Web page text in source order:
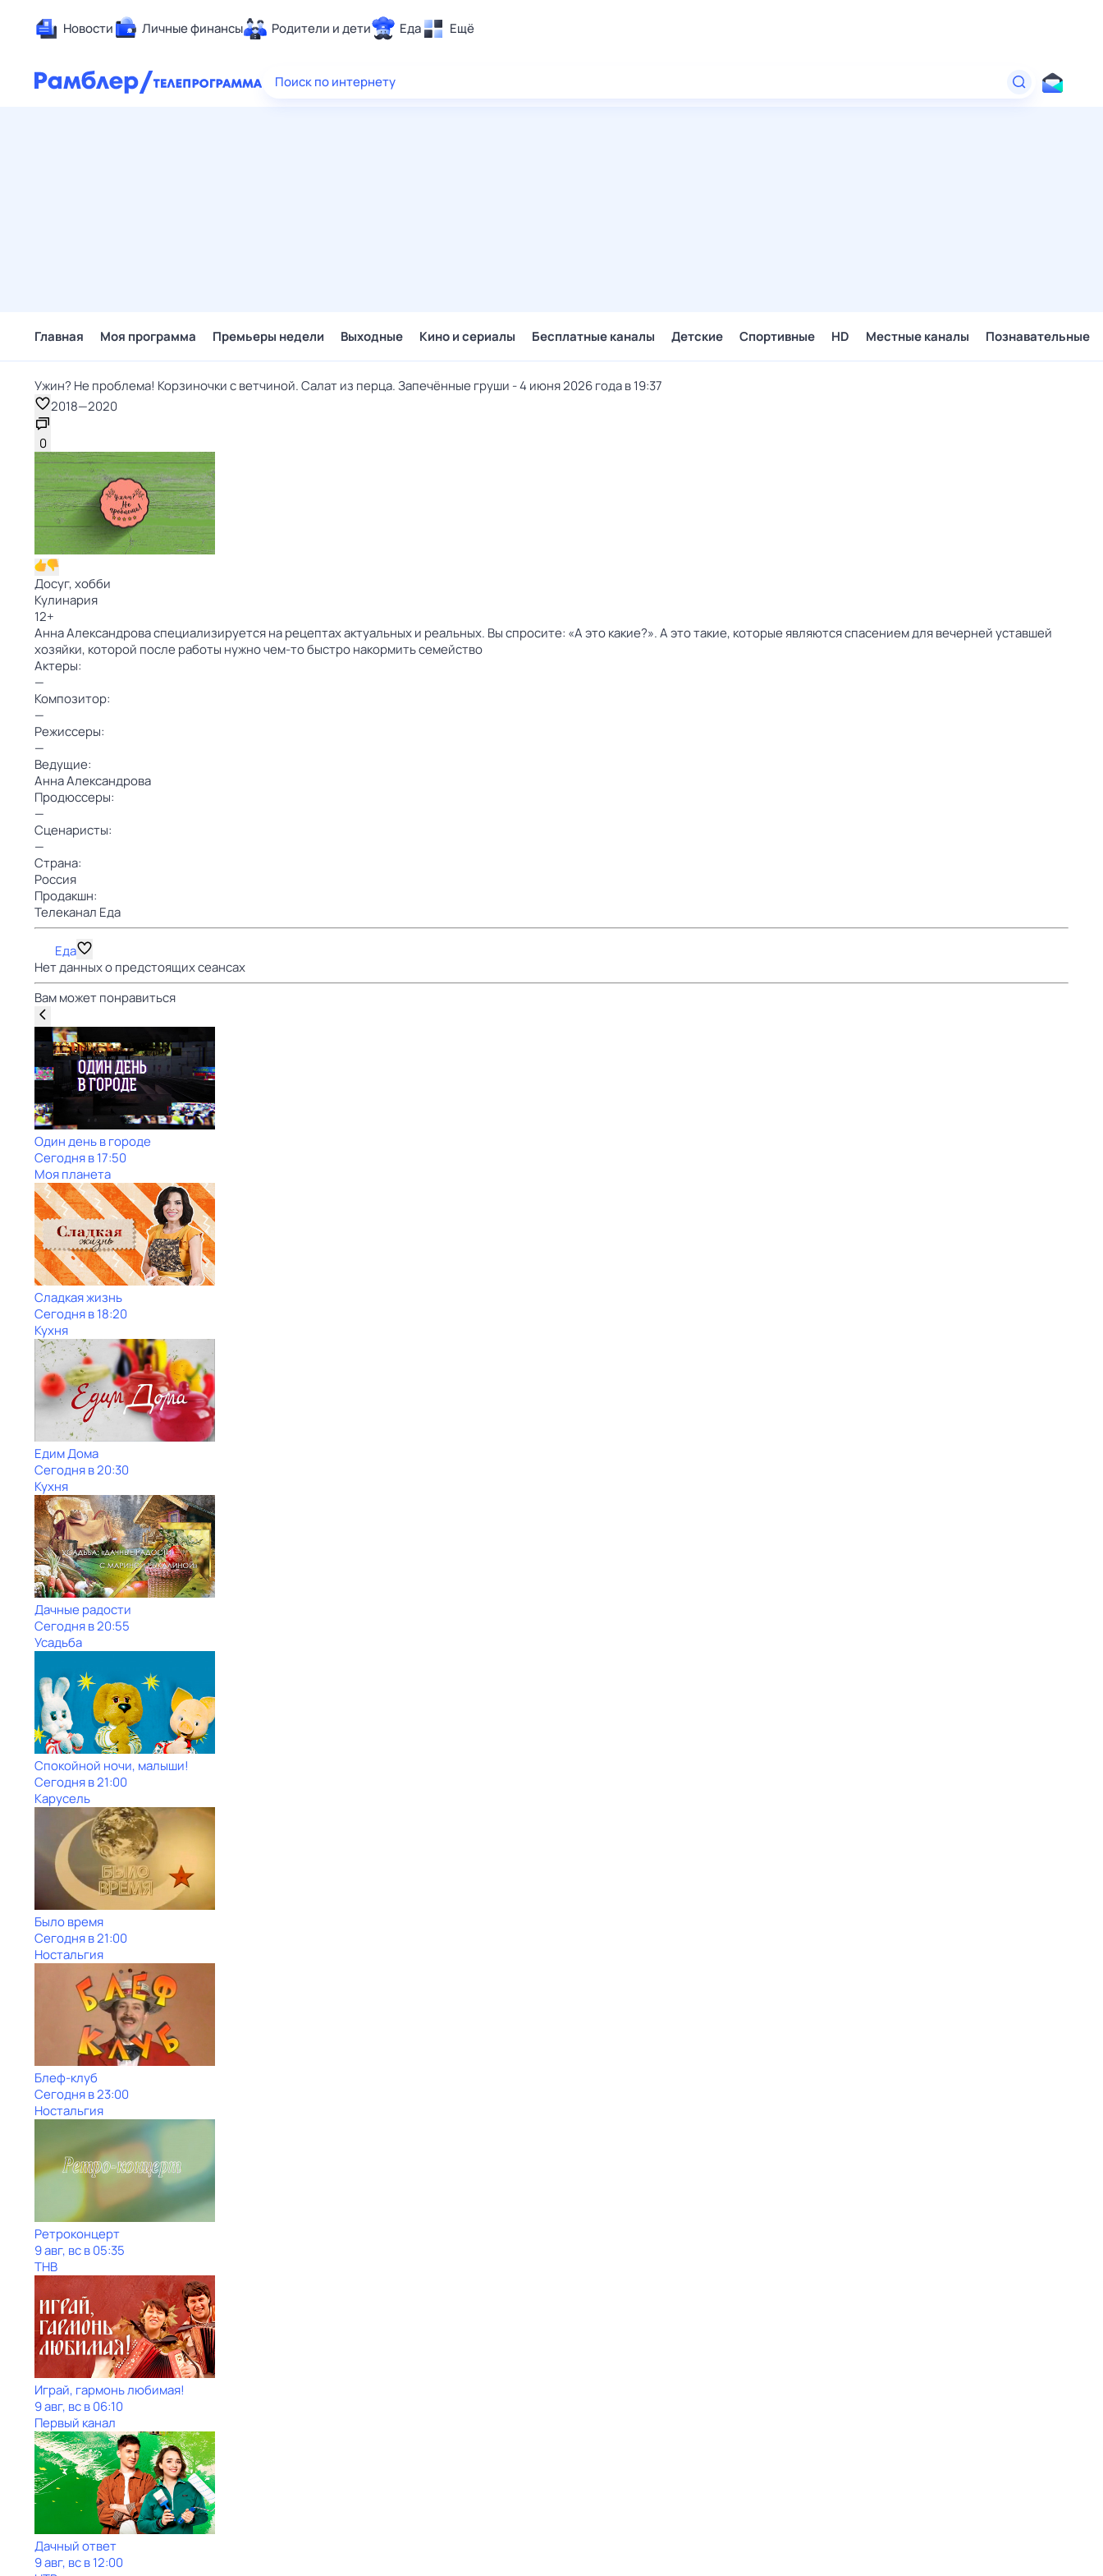
Новости Личные финансы Родители и дети Еда Ещё
Здоровье
Поиск по интернету
Главная Моя программа Премьеры недели Выходные Кино и сериалы Бесплатные каналы Детские Спортивные HD Местные каналы Познавательные
Ужин? Не проблема! Корзиночки с ветчиной. Салат из перца. Запечённые груши - 4 июня 2026 года в 19:37
2018—2020
0
Досуг, хобби
Кулинария
12+
Анна Александрова специализируется на рецептах актуальных и реальных. Вы спросите: «А это какие?». А это такие, которые являются спасением для вечерней уставшей
хозяйки, которой после работы нужно чем-то быстро накормить семейство
Актеры:
—
Композитор:
—
Режиссеры:
—
Ведущие:
Анна Александрова
Продюссеры:
—
Сценаристы:
—
Страна:
Россия
Продакшн:
Телеканал Еда
Еда
Нет данных о предстоящих сеансах
Вам может понравиться
Один день в городе
Сегодня в 17:50
Моя планета
Сладкая жизнь
Сегодня в 18:20
Кухня
Едим Дома
Сегодня в 20:30
Кухня
Дачные радости
Сегодня в 20:55
Усадьба
Спокойной ночи, малыши!
Сегодня в 21:00
Карусель
Было время
Сегодня в 21:00
Ностальгия
Блеф-клуб
Сегодня в 23:00
Ностальгия
Ретроконцерт
9 авг, вс в 05:35
ТНВ
Играй, гармонь любимая!
9 авг, вс в 06:10
Первый канал
Дачный ответ
9 авг, вс в 12:00